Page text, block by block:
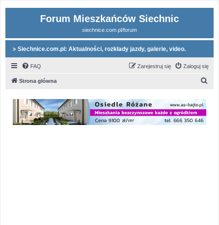
Forum Mieszkańców Siechnic
siechnice.com.pl/forum
Siechnice.com.pl: Aktualności, rozkłady jazdy, galerie, video.
FAQ Zaloguj się
Zarejestruj się
Strona główna